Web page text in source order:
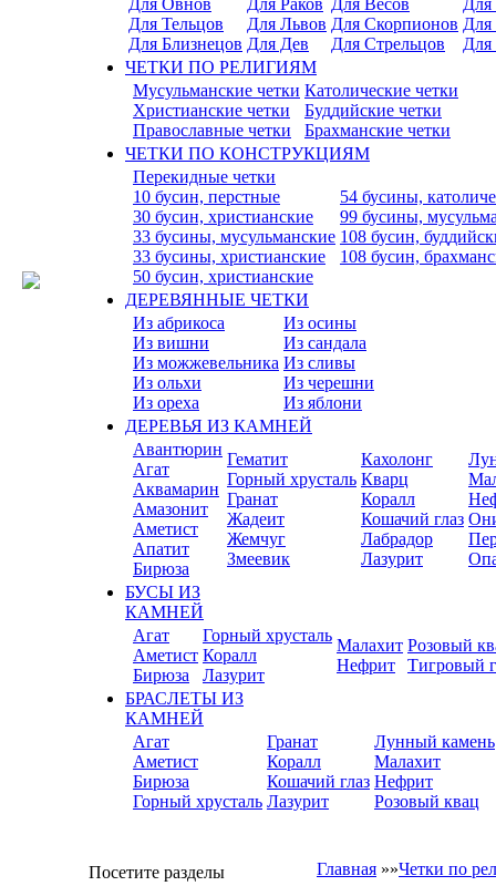
Для Овнов
Для Тельцов
Для Близнецов
Для Раков
Для Львов
Для Дев
Для Весов
Для Скорпионов
Для Стрельцов
Для
Для
ЧЕТКИ ПО РЕЛИГИЯМ
Мусульманские четки
Христианские четки
Православные четки
Католические четки
Буддийские четки
Брахманские четки
ЧЕТКИ ПО КОНСТРУКЦИЯМ
Перекидные четки
10 бусин, перстные
30 бусин, христианские
33 бусины, мусульманские
33 бусины, христианские
50 бусин, христианские
54 бусины,
99 бусины,
108 бусин,
108 бусин,
ДЕРЕВЯННЫЕ ЧЕТКИ
Из абрикоса
Из вишни
Из можжевельника
Из ольхи
Из ореха
Из осины
Из сандала
Из сливы
Из черешни
Из яблони
ДЕРЕВЬЯ ИЗ КАМНЕЙ
Авантюрин
Агат
Аквамарин
Амазонит
Аметист
Апатит
Бирюза
Гематит
Горный хрусталь
Гранат
Жадеит
Жемчуг
Змеевик
Кахолонг
Кварц
Коралл
Кошачий глаз
Лабрадор
Лазурит
БУСЫ ИЗ
КАМНЕЙ
Агат
Аметист
Бирюза
Горный хрусталь
Коралл
Лазурит
Малахит
Нефрит
Розовый
Тигровый
БРАСЛЕТЫ ИЗ
КАМНЕЙ
Агат
Аметист
Бирюза
Горный хрусталь
Гранат
Коралл
Кошачий глаз
Лазурит
Лунный камень
Малахит
Нефрит
Розовый квац
Посетите разделы
Главная »»Четки по